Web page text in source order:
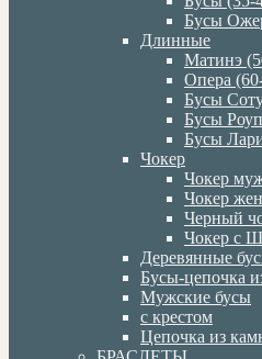
Бусы
Длинные
Матинэ
Опера
Бусы
Бусы
Бусы
Чокер
Чокер
Чокер
Черный
Чокер с
Деревянные
Бусы-цепочка
Мужские бусы
с крестом
Цепочка из